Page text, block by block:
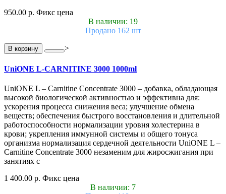
950.00 р. Фикс цена
В наличии: 19
Продано 162 шт
В корзину >
UniONE L-CARNITINE 3000 1000ml
UniONE L – Carnitine Concentrate 3000 – добавка, обладающая
высокой биологической активностью и эффективна для:
ускорения процесса снижения веса; улучшение обмена
веществ; обеспечения быстрого восстановления и длительной
работоспособности нормализации уровня холестерина в
крови; укрепления иммунной системы и общего тонуса
организма нормализация сердечной деятельности UniONE L –
Carnitine Concentrate 3000 незаменим для жиросжигания при
занятиях с
1 400.00 р. Фикс цена
В наличии: 7